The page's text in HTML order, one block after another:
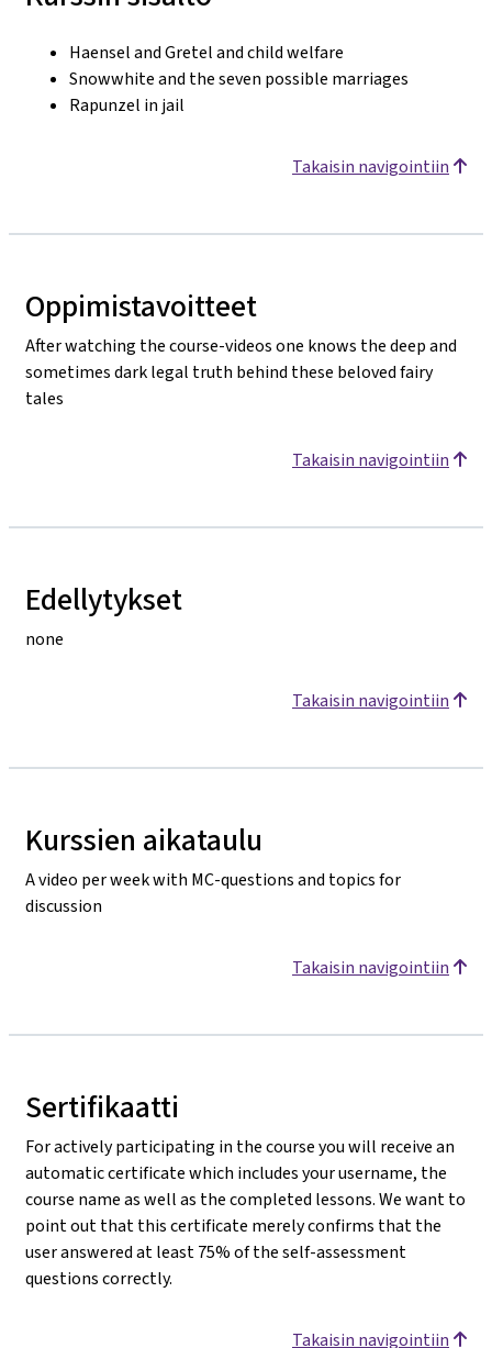
Haensel and Gretel and child welfare
Snowwhite and the seven possible marriages
Rapunzel in jail
Takaisin navigointiin
Oppimistavoitteet
After watching the course-videos one knows the deep and
sometimes dark legal truth behind these beloved fairy
tales
Takaisin navigointiin
Edellytykset
none
Takaisin navigointiin
Kurssien aikataulu
A video per week with MC-questions and topics for
discussion
Takaisin navigointiin
Sertifikaatti
For actively participating in the course you will receive an
automatic certificate which includes your username, the
course name as well as the completed lessons. We want to
point out that this certificate merely confirms that the
user answered at least 75% of the self-assessment
questions correctly.
Takaisin navigointiin